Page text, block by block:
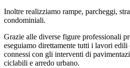
Inoltre realizziamo rampe, parcheggi,
condominiali.
Grazie alle diverse figure professionali
eseguiamo direttamente tutti i lavori edili
connessi con gli interventi di
ciclabili e arredo urbano.